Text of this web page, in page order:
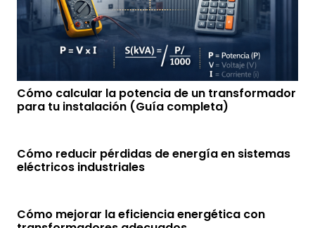
Cómo calcular la potencia de un transformador
para tu instalación (Guía completa)
Cómo reducir pérdidas de energía en sistemas
eléctricos industriales
Cómo mejorar la eficiencia energética con